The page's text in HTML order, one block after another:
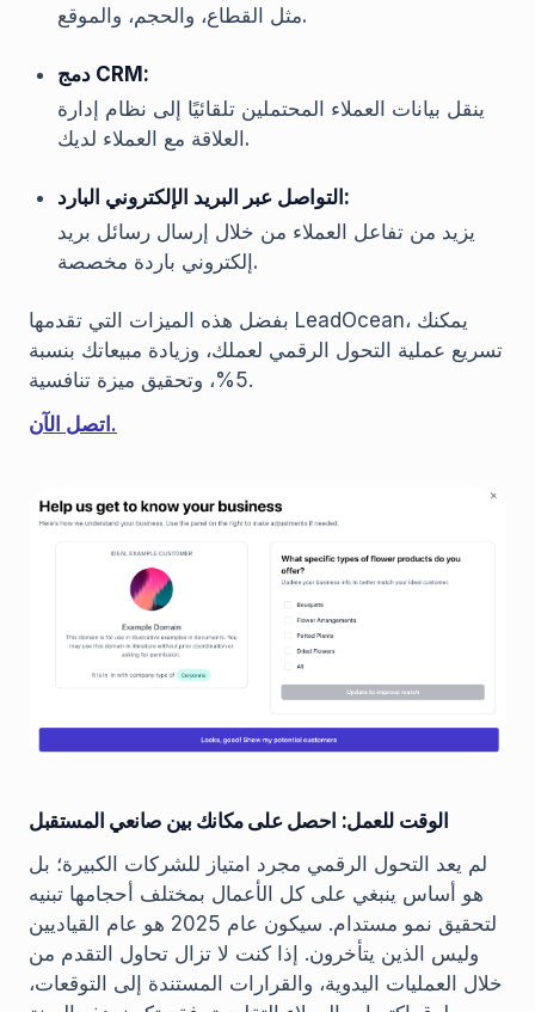
مثل القطاع، والحجم، والموقع.
دمج CRM:
ينقل بيانات العملاء المحتملين تلقائيًا إلى نظام إدارة
العلاقة مع العملاء لديك.
التواصل عبر البريد الإلكتروني البارد:
يزيد من تفاعل العملاء من خلال إرسال رسائل بريد
إلكتروني باردة مخصصة.
بفضل هذه الميزات التي تقدمها LeadOcean، يمكنك
تسريع عملية التحول الرقمي لعملك، وزيادة مبيعاتك بنسبة
5%، وتحقيق ميزة تنافسية.
اتصل الآن.
الوقت للعمل: احصل على مكانك بين صانعي المستقبل
لم يعد التحول الرقمي مجرد امتياز للشركات الكبيرة؛ بل
هو أساس ينبغي على كل الأعمال بمختلف أحجامها تبنيه
لتحقيق نمو مستدام. سيكون عام 2025 هو عام القياديين
وليس الذين يتأخرون. إذا كنت لا تزال تحاول التقدم من
خلال العمليات اليدوية، والقرارات المستندة إلى التوقعات،